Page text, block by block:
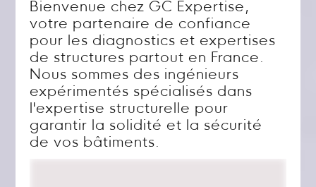
Bienvenue chez GC Expertise,
votre partenaire de confiance
pour les diagnostics et expertises
de structures partout en France.
Nous sommes des ingénieurs
expérimentés spécialisés dans
l'expertise structurelle pour
garantir la solidité et la sécurité
de vos bâtiments.